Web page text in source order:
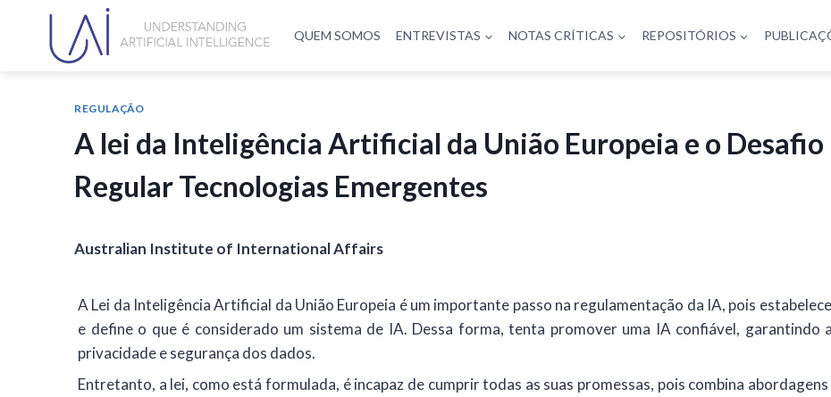
QUEM SOMOS ENTREVISTAS NOTAS CRÍTICAS REPOSITÓRIOS
REGULAÇÃO
A lei da Inteligência Artificial da União Europeia e o
Regular Tecnologias Emergentes
Australian Institute of International Affairs
A Lei da Inteligência Artificial da União Europeia é um importante passo na regulamentação da IA, pois
e define o que é considerado um sistema de IA. Dessa forma, tenta promover uma IA confiável,
privacidade e segurança dos dados.
Entretanto, a lei, como está formulada, é incapaz de cumprir todas as suas promessas, pois combina